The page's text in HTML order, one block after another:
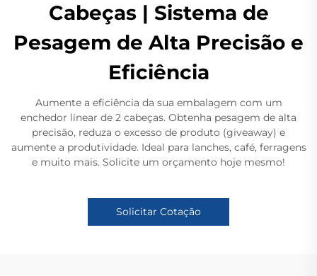
Cabeças | Sistema de
Pesagem de Alta Precisão e
Eficiência
Aumente a eficiência da sua embalagem com um
enchedor linear de 2 cabeças. Obtenha pesagem de alta
precisão, reduza o excesso de produto (giveaway) e
aumente a produtividade. Ideal para lanches, café, ferragens
e muito mais. Solicite um orçamento hoje mesmo!
Solicitar Cotação